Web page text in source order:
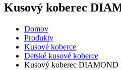
Kusový koberec
Domov
Produkty
Kusové koberce
Detské kusové koberce
Kusový koberec DIAMOND